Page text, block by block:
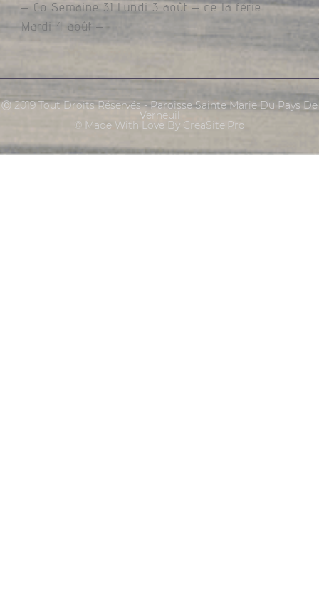
– Co Semaine 31 Lundi 3 août – de la férie
Mardi 4 août –
Ⓒ 2019 Tout Droits Réservés - Paroisse Sainte Marie Du Pays De
Verneuil
© Made With Love By CreaSite.Pro